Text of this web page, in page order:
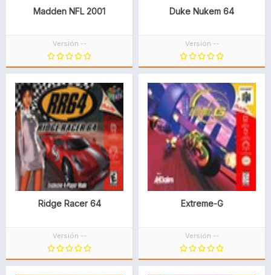
Madden NFL 2001
Versión --
Duke Nukem 64
Versión --
Ridge Racer 64
Versión --
Extreme-G
Versión --